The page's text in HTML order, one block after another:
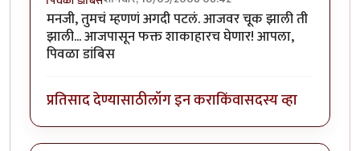
मनजी, तुमचं म्हणणं अगदी पटलं. आजवर चूक झाली ती
झाली... आजपासून फक्त शाकाहारच घेणार! आपला,
पिवळा डांबिस
प्रतिसाद देण्यासाठीलॉग इन कराकिंवासदस्य व्हा